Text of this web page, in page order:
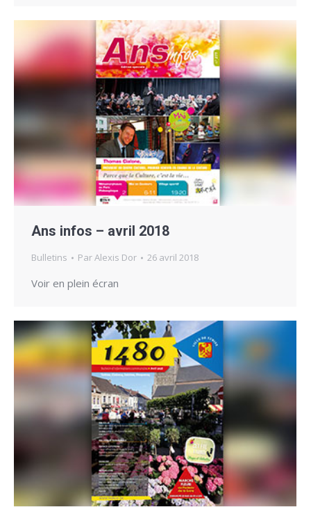
Ans infos – avril 2018
Bulletins ParAlexis Dor 26 avril 2018
Voir en plein écran